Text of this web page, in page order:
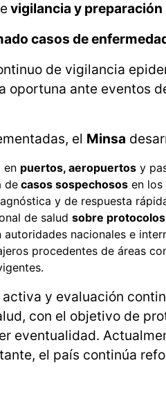
vigilancia y
casos de
de vigilancia
oportuna ante eventos
el Minsa
en puertos, aeropuertos y
de casos sospechosos en
y de respuesta
de salud sobre
nacionales e
procedentes de áreas
y evaluación
con el objetivo de
eventualidad.
el país continúa